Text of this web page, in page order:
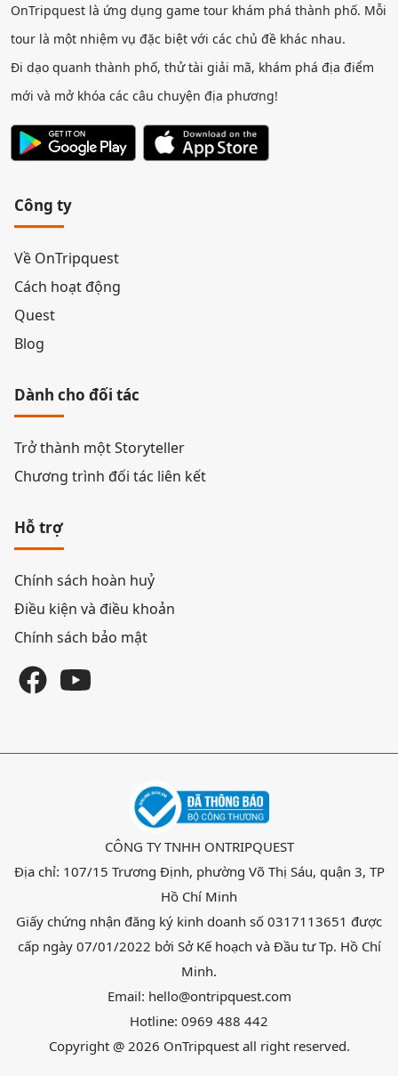
OnTripquest là ứng dụng game tour khám phá thành phố. Mỗi
tour là một nhiệm vụ đặc biệt với các chủ đề khác nhau.
Đi dạo quanh thành phố, thử tài giải mã, khám phá địa điểm
mới và mở khóa các câu chuyện địa phương!
Công ty
Về OnTripquest
Cách hoạt động
Quest
Blog
Dành cho đối tác
Trở thành một Storyteller
Chương trình đối tác liên kết
Hỗ trợ
Chính sách hoàn huỷ
Điều kiện và điều khoản
Chính sách bảo mật
CÔNG TY TNHH ONTRIPQUEST
Địa chỉ: 107/15 Trương Định, phường Võ Thị Sáu, quận 3, TP
Hồ Chí Minh
Giấy chứng nhận đăng ký kinh doanh số 0317113651 được
cấp ngày 07/01/2022 bởi Sở Kế hoạch và Đầu tư Tp. Hồ Chí
Minh.
Email: hello@ontripquest.com
Hotline: 0969 488 442
Copyright @ 2026 OnTripquestall right reserved.